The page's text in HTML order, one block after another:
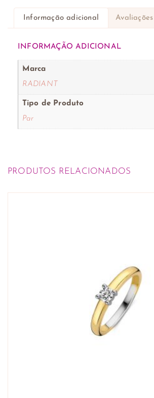
Informação adicional
INFORMAÇÃO ADICIONAL
Marca
RADIANT
Tipo de Produto
Par
PRODUTOS RELACIONADOS